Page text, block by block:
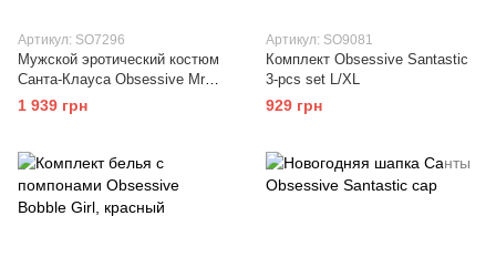
Артикул: SO7296
Мужской эротический костюм
Санта-Клауса Obsessive Mr
Claus 2XL/3XL, боксеры на
подтяжках, шапочка с
1 939 грн
Артикул: SO9081
Комплект Obsessive Santastic
3-pcs set L/XL
929 грн